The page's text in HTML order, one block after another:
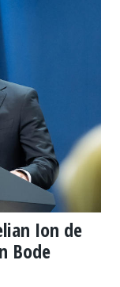
Ion de
Bode